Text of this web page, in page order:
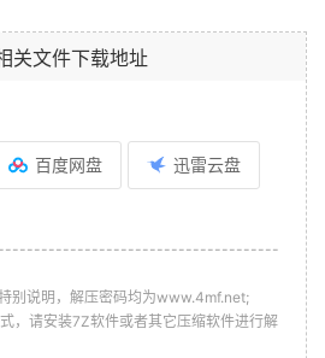
关文件下载地址
百度网盘 迅雷云盘
别说明，解压密码均为www.4mf.net;
，请安装7Z软件或者其它压缩软件进行解